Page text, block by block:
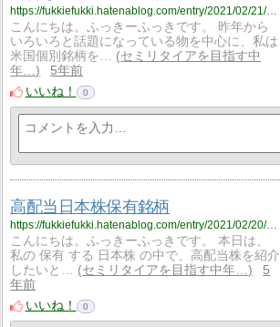
https://fukkiefukki.hatenablog.com/entry/2021/02/21/195835
こんにちは。ふっきーふっきです。 昨年から
いろいろと話題になっている物を中心に、私は
米国個別銘柄を…
セミリタイアを目指す中
年…
5年前
いいね！
0
高配当日本株保有銘柄
https://fukkiefukki.hatenablog.com/entry/2021/02/20/184217
こんにちは。ふっきーふっきです。 本日は、
私の 保有 する 日本株 の中で、高配当株を紹介
したいと…
セミリタイアを目指す中年…
5
年前
いいね！
0